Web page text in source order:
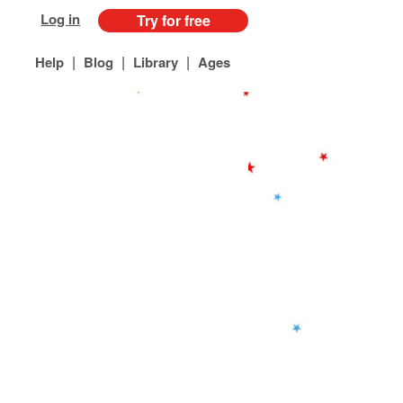
Log in Try for free
Help | Blog | Library | Ages